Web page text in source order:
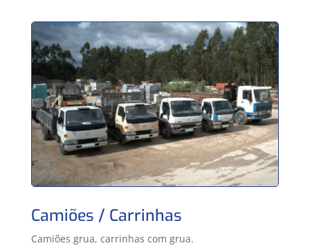
Camiões / Carrinhas
Camiões grua, carrinhas com grua.